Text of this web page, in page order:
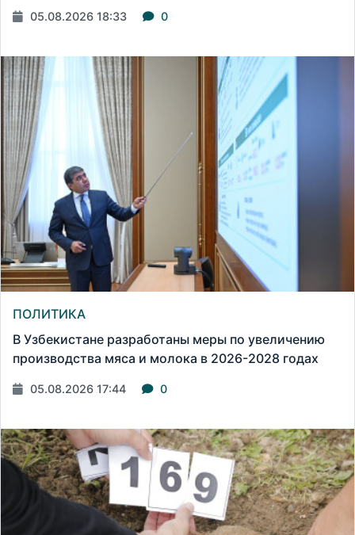
05.08.2026 18:33 0
ПОЛИТИКА
В Узбекистане разработаны меры по увеличению
производства мяса и молока в 2026-2028 годах
05.08.2026 17:44 0